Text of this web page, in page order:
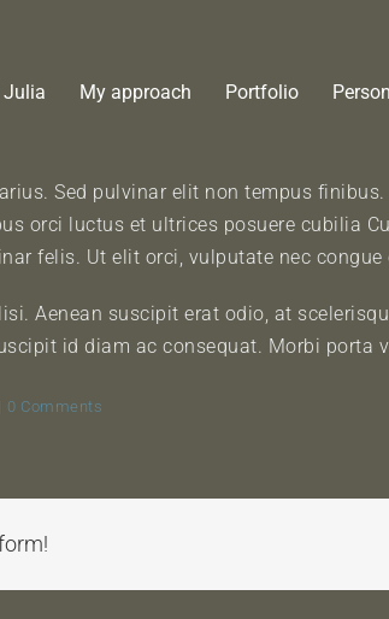
Julia My approach Portfolio
Sed pulvinar elit non tempus
orci luctus et ultrices posuere cubilia
felis. Ut elit orci, vulputate nec
Aenean suscipit erat odio, at
id diam ac consequat. Morbi
0 Comments